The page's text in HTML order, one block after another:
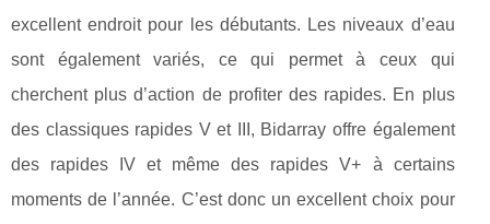
excellent endroit pour les débutants. Les niveaux d’eau
sont également variés, ce qui permet à ceux qui
cherchent plus d’action de profiter des rapides. En plus
des classiques rapides V et III, Bidarray offre également
des rapides IV et même des rapides V+ à certains
moments de l’année. C’est donc un excellent choix pour